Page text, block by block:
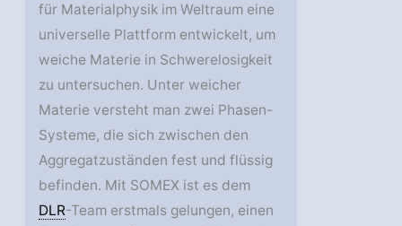
für Materialphysik im Weltraum eine
universelle Plattform entwickelt, um
weiche Materie in Schwerelosigkeit
zu untersuchen. Unter weicher
Materie versteht man zwei Phasen-
Systeme, die sich zwischen den
Aggregatzuständen fest und flüssig
befinden. Mit SOMEX ist es dem
DLR-Team erstmals gelungen, einen